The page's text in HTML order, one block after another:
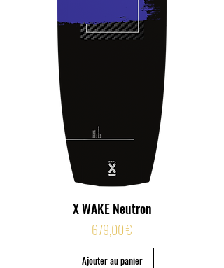
X WAKE Neutron
Prix
679,00 €
Ajouter au panier